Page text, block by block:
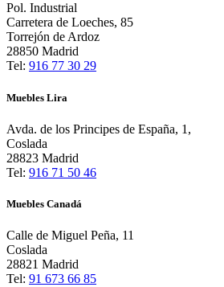
Pol. Industrial
Carretera de Loeches, 85
Torrejón de Ardoz
28850 Madrid
Tel: 916 77 30 29
Muebles Lira
Avda. de los Principes de España, 1,
Coslada
28823 Madrid
Tel: 916 71 50 46
Muebles Canadá
Calle de Miguel Peña, 11
Coslada
28821 Madrid
Tel: 91 673 66 85